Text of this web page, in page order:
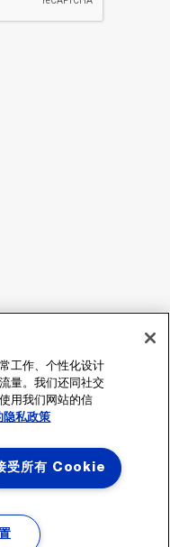
工作、个性化设计
量。我们还同社交
用我们网站的信
隐私政策
受所有 Cookie